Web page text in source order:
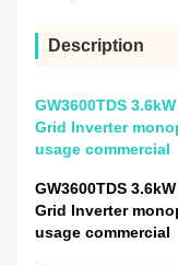
Description
GW3600TDS
Grid Inverter
usage commercial
GW3600TDS
Grid Inverter
usage commercial